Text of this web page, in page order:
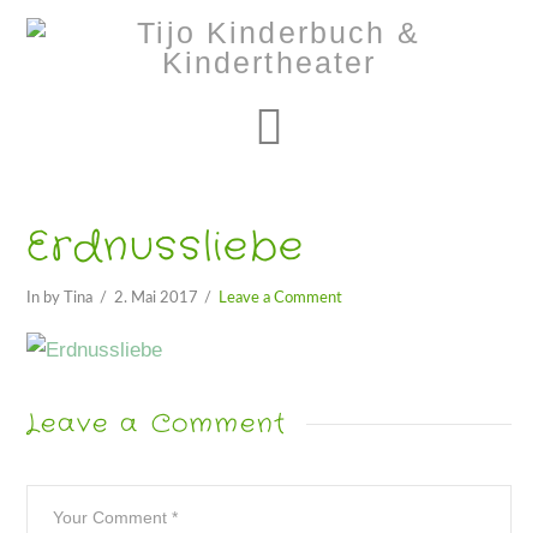
Erdnussliebe
In by Tina 2. Mai 2017 Leave a Comment
Leave a Comment